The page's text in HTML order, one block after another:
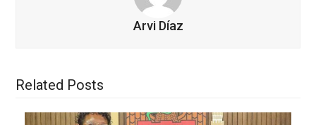
Arvi Díaz
Related Posts